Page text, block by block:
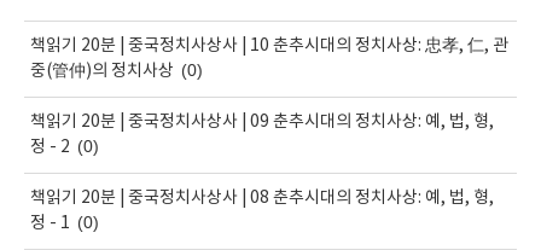
책읽기 20분 | 중국정치사상사 | 10 춘추시대의 정치사상: 忠孝, 仁, 관
중(管仲)의 정치사상 (0)
책읽기 20분 | 중국정치사상사 | 09 춘추시대의 정치사상: 예, 법, 형,
정 - 2 (0)
책읽기 20분 | 중국정치사상사 | 08 춘추시대의 정치사상: 예, 법, 형,
정 - 1 (0)